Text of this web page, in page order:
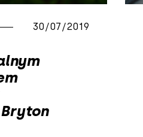
30/07/2019